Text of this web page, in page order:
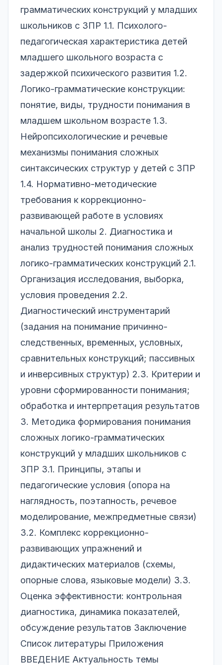
грамматических конструкций у младших
школьников с ЗПР 1.1. Психолого-
педагогическая характеристика детей
младшего школьного возраста с
задержкой психического развития 1.2.
Логико-грамматические конструкции:
понятие, виды, трудности понимания в
младшем школьном возрасте 1.3.
Нейропсихологические и речевые
механизмы понимания сложных
синтаксических структур у детей с ЗПР
1.4. Нормативно-методические
требования к коррекционно-
развивающей работе в условиях
начальной школы 2. Диагностика и
анализ трудностей понимания сложных
логико-грамматических конструкций 2.1.
Организация исследования, выборка,
условия проведения 2.2.
Диагностический инструментарий
(задания на понимание причинно-
следственных, временных, условных,
сравнительных конструкций; пассивных
и инверсивных структур) 2.3. Критерии и
уровни сформированности понимания;
обработка и интерпретация результатов
3. Методика формирования понимания
сложных логико-грамматических
конструкций у младших школьников с
ЗПР 3.1. Принципы, этапы и
педагогические условия (опора на
наглядность, поэтапность, речевое
моделирование, межпредметные связи)
3.2. Комплекс коррекционно-
развивающих упражнений и
дидактических материалов (схемы,
опорные слова, языковые модели) 3.3.
Оценка эффективности: контрольная
диагностика, динамика показателей,
обсуждение результатов Заключение
Список литературы Приложения
ВВЕДЕНИЕ Актуальность темы